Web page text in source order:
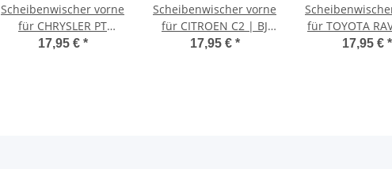
Scheibenwischer vorne
für CHRYSLER PT
CRUISER | BJ 2000 -
17,95 € *
Scheibenwischer vorne
für CITROEN C2 | BJ
2003 - 2010
17,95 € *
für TOYOTA
2000 - 2006
17,95 € *